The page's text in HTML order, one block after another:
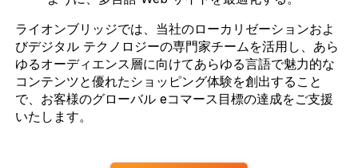
ライオンブリッジでは、当社のローカリゼーションおよ
びデジタル テクノロジーの専門家チームを活用し、あら
ゆるオーディエンス層に向けてあらゆる言語で魅力的な
コンテンツと優れたショッピング体験を創出すること
で、お客様のグローバル eコマース目標の達成をご支援
いたします。